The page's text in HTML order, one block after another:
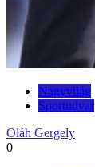
Nagyvilág
Sportudvar
Oláh Gergely
0